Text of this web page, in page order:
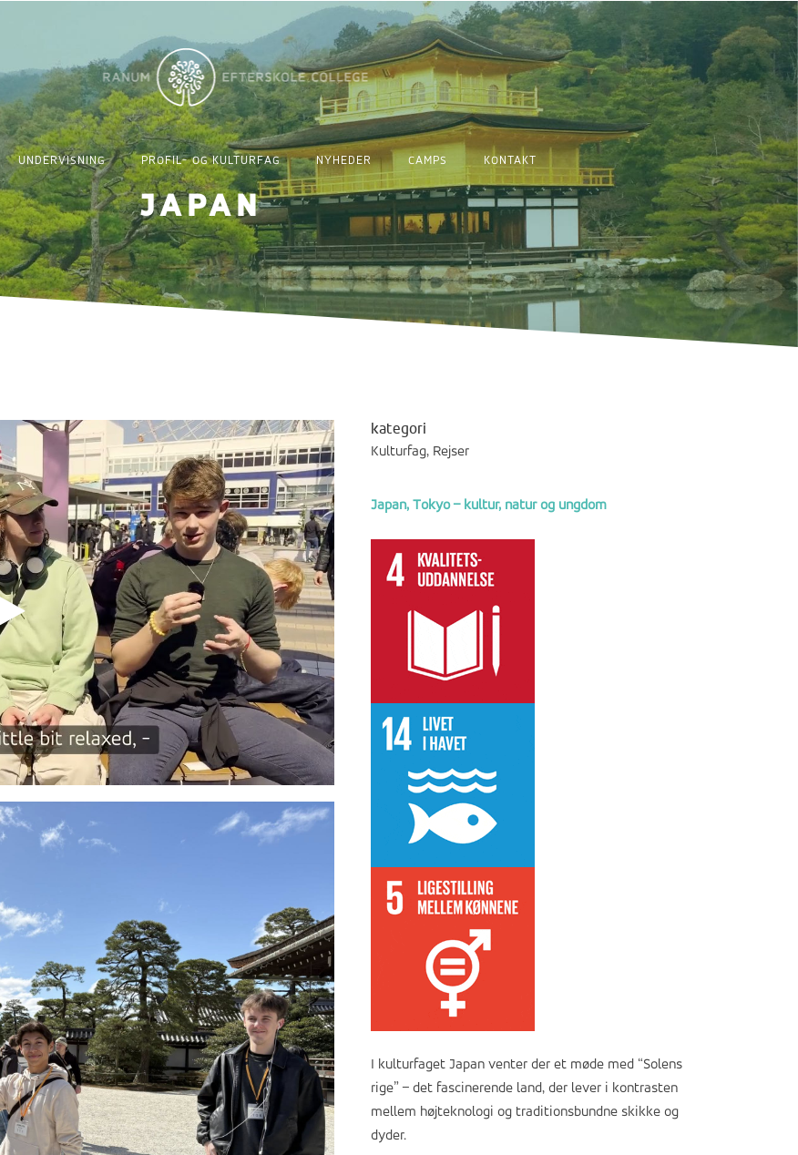
UNDERVISNING PROFIL- OG KULTURFAG NYHEDER CAMPS KONTAKT
JAPAN
kategori
Kulturfag, Rejser
Japan, Tokyo – kultur, natur og ungdom
I kulturfaget Japan venter der et møde med “Solens
rige” – det fascinerende land, der lever i kontrasten
mellem højteknologi og traditionsbundne skikke og
dyder.